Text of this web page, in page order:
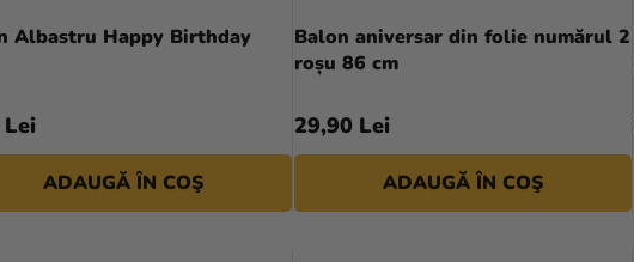
Albastru Happy Birthday
ADAUGĂ ÎN COŞ
Balon aniversar din folie numărul 2
roșu 86 cm
29,90 Lei
ADAUGĂ ÎN COŞ